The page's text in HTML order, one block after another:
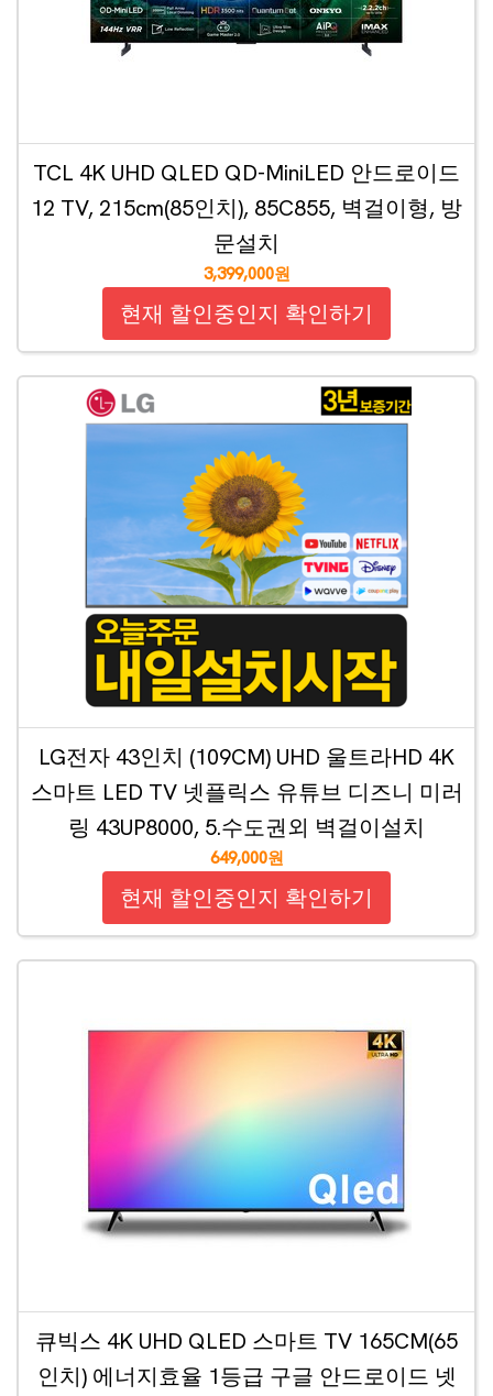
TCL 4K UHD QLED QD-MiniLED 안드로이드
12 TV, 215cm(85인치), 85C855, 벽걸이형, 방
문설치
3,399,000원
현재 할인중인지 확인하기
LG전자 43인치 (109CM) UHD 울트라HD 4K
스마트 LED TV 넷플릭스 유튜브 디즈니 미러
링 43UP8000, 5.수도권외 벽걸이설치
649,000원
현재 할인중인지 확인하기
큐빅스 4K UHD QLED 스마트 TV 165CM(65
인치) 에너지효율 1등급 구글 안드로이드 넷